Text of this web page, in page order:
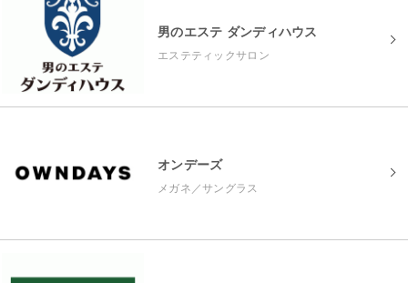
男のエステ ダンディハウス
エステティックサロン
オンデーズ
メガネ／サングラス